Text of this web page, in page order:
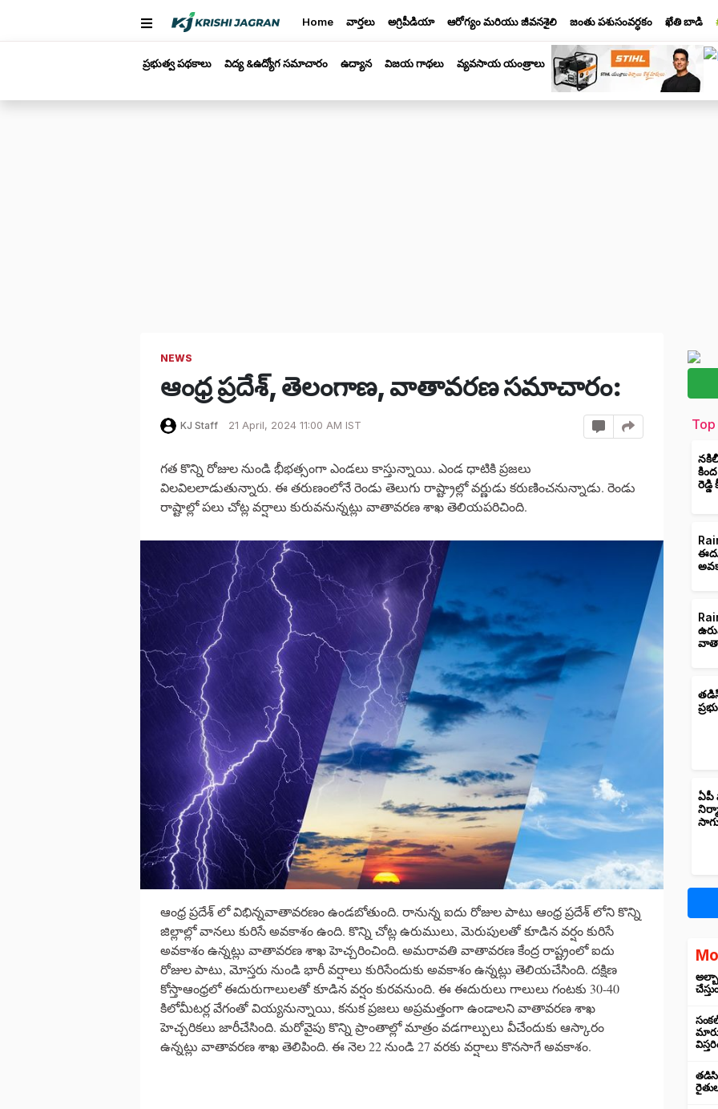
Home వార్తలు అగ్రిపీడియా ఆరోగ్యం మరియు జీవనశైలి జంతు పశుసంవర్ధకం ఖేతి బాడి
ప్రభుత్వ పథకాలు విద్య &ఉద్యోగ సమాచారం ఉద్యాన విజయ గాథలు వ్యవసాయ యంత్రాలు
NEWS
ఆంధ్ర ప్రదేశ్, తెలంగాణ, వాతావరణ సమాచారం:
KJ Staff 21 April, 2024 11:00 AM IST
గత కొన్ని రోజుల నుండి భీభత్సంగా ఎండలు కాస్తున్నాయి. ఎండ ధాటికి ప్రజలు
విలవిలలాడుతున్నారు. ఈ తరుణంలోనే రెండు తెలుగు రాష్ట్రాల్లో వర్ణుడు కరుణించనున్నాడు. రెండు
రాష్టాల్లో పలు చోట్ల వర్షాలు కురువనున్నట్లు వాతావరణ శాఖ తెలియపరిచింది.
ఆంధ్ర ప్రదేశ్ లో విభిన్నవాతావరణం ఉండబోతుంది. రానున్న ఐదు రోజుల పాటు ఆంధ్ర ప్రదేశ్ లోని కొన్ని
జిల్లాల్లో వానలు కురిసే అవకాశం ఉంది. కొన్ని చోట్ల ఉరుములు, మెరుపులతో కూడిన వర్షం కురిసే
అవకాశం ఉన్నట్లు వాతావరణ శాఖ హెచ్చరించింది. అమరావతి వాతావరణ కేంద్ర రాష్ట్రంలో ఐదు
రోజుల పాటు, మోస్తరు నుండి భారీ వర్షాలు కురిసేందుకు అవకాశం ఉన్నట్లు తెలియచేసింది. దక్షిణ
కోస్తాఆంధ్రలో ఈదురుగాలులతో కూడిన వర్షం కురవనుంది. ఈ ఈదురులు గాలులు గంటకు 30-40
కిలోమీటర్ల వేగంతో వియ్యనున్నాయి, కనుక ప్రజలు అప్రమత్తంగా ఉండాలని వాతావరణ శాఖ
హెచ్చరికలు జారీచేసింది. మరోవైపు కొన్ని ప్రాంతాల్లో మాత్రం వడగాల్పులు వీచేందుకు ఆస్కారం
ఉన్నట్లు వాతావరణ శాఖ తెలిపింది. ఈ నెల 22 నుండి 27 వరకు వర్షాలు కొనసాగే అవకాశం.
రెడ్డి
ఏపీ